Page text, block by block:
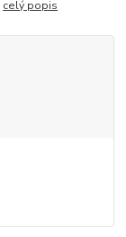
celý popis